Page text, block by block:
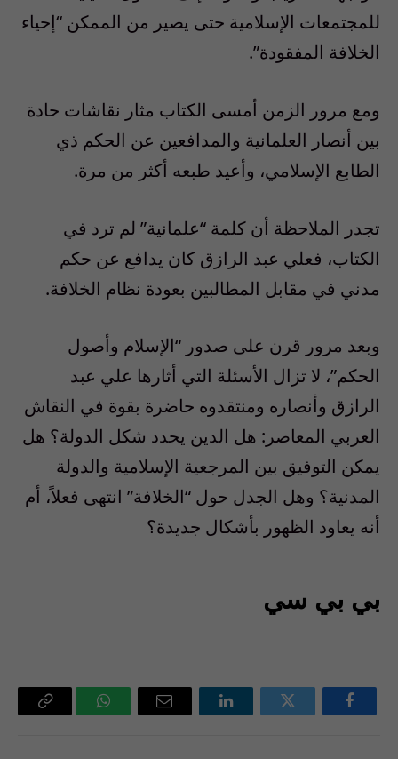
للمجتمعات الإسلامية حتى يصير من الممكن “إحياء
الخلافة المفقودة”.
ومع مرور الزمن أمسى الكتاب مثار نقاشات حادة
بين أنصار العلمانية والمدافعين عن الحكم ذي
الطابع الإسلامي، وأعيد طبعه أكثر من مرة.
تجدر الملاحظة أن كلمة “علمانية” لم ترد في
الكتاب، فعلي عبد الرازق كان يدافع عن حكم
مدني في مقابل المطالبين بعودة نظام الخلافة.
وبعد مرور قرن على صدور “الإسلام وأصول
الحكم”، لا تزال الأسئلة التي أثارها علي عبد
الرازق وأنصاره ومنتقدوه حاضرة بقوة في النقاش
العربي المعاصر: هل الدين يحدد شكل الدولة؟ هل
يمكن التوفيق بين المرجعية الإسلامية والدولة
المدنية؟ وهل الجدل حول “الخلافة” انتهى فعلاً، أم
أنه يعاود الظهور بأشكال جديدة؟
بي بي سي
فيسبوك تويتر لينكدإن
البريد
واتساب Copy